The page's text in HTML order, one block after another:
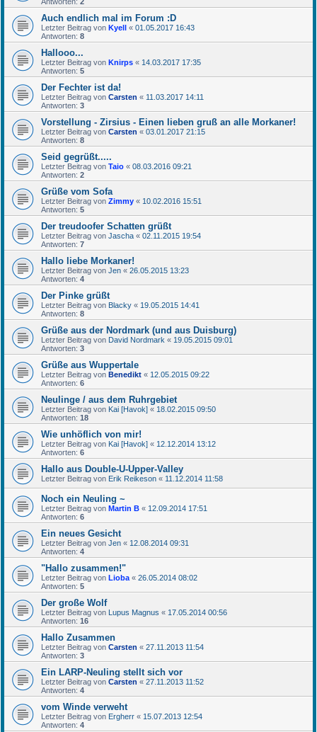
Auch endlich mal im Forum :D
Letzter Beitrag von Kyell « 01.05.2017 16:43
Antworten: 8
Hallooo...
Letzter Beitrag von Knirps « 14.03.2017 17:35
Antworten: 5
Der Fechter ist da!
Letzter Beitrag von Carsten « 11.03.2017 14:11
Antworten: 3
Vorstellung - Zirsius - Einen lieben gruß an alle Morkaner!
Letzter Beitrag von Carsten « 03.01.2017 21:15
Antworten: 8
Seid gegrüßt.....
Letzter Beitrag von Taio « 08.03.2016 09:21
Antworten: 2
Grüße vom Sofa
Letzter Beitrag von Zimmy « 10.02.2016 15:51
Antworten: 5
Der treudoofer Schatten grüßt
Letzter Beitrag von Jascha « 02.11.2015 19:54
Antworten: 7
Hallo liebe Morkaner!
Letzter Beitrag von Jen « 26.05.2015 13:23
Antworten: 4
Der Pinke grüßt
Letzter Beitrag von Blacky « 19.05.2015 14:41
Antworten: 8
Grüße aus der Nordmark (und aus Duisburg)
Letzter Beitrag von David Nordmark « 19.05.2015 09:01
Antworten: 3
Grüße aus Wuppertale
Letzter Beitrag von Benedikt « 12.05.2015 09:22
Antworten: 6
Neulinge / aus dem Ruhrgebiet
Letzter Beitrag von Kai [Havok] « 18.02.2015 09:50
Antworten: 18
Wie unhöflich von mir!
Letzter Beitrag von Kai [Havok] « 12.12.2014 13:12
Antworten: 6
Hallo aus Double-U-Upper-Valley
Letzter Beitrag von Erik Reikeson « 11.12.2014 11:58
Noch ein Neuling ~
Letzter Beitrag von Martin B « 12.09.2014 17:51
Antworten: 6
Ein neues Gesicht
Letzter Beitrag von Jen « 12.08.2014 09:31
Antworten: 4
"Hallo zusammen!"
Letzter Beitrag von Lioba « 26.05.2014 08:02
Antworten: 5
Der große Wolf
Letzter Beitrag von Lupus Magnus « 17.05.2014 00:56
Antworten: 16
Hallo Zusammen
Letzter Beitrag von Carsten « 27.11.2013 11:54
Antworten: 3
Ein LARP-Neuling stellt sich vor
Letzter Beitrag von Carsten « 27.11.2013 11:52
Antworten: 4
vom Winde verweht
Letzter Beitrag von Ergherr « 15.07.2013 12:54
Antworten: 4